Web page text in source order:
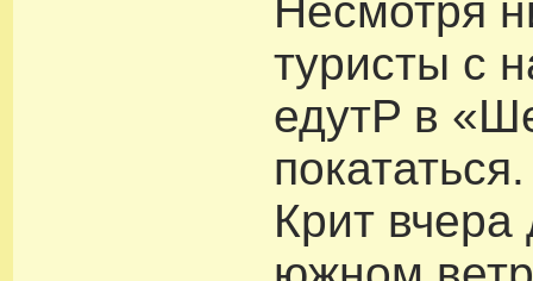
Несмотря
туристы с
едутP в
Крит